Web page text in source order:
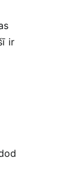
ir